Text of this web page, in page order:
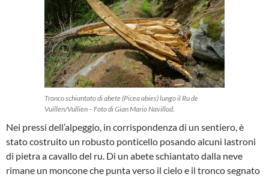
Tronco schiantato di abete (Picea abies) lungo il Ru de
Vuillen/Vullien – Foto di Gian Mario Navillod.
Nei pressi dell’alpeggio, in corrispondenza di un sentiero, è
stato costruito un robusto ponticello posando alcuni lastroni
di pietra a cavallo del ru. Di un abete schiantato dalla neve
rimane un moncone che punta verso il cielo e il tronco segnato